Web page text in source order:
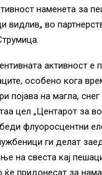
наменета за
видлив„ во
активност е
особено кога
појава на магла,
цел „Центарот за
флуоросцентни
ги делат
на свеста кај
ќе придонесат за